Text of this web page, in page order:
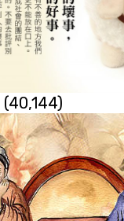
(40,144)